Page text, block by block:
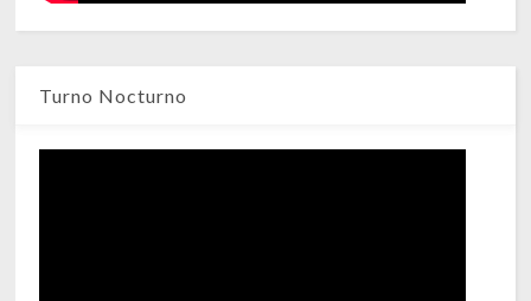
Turno Nocturno